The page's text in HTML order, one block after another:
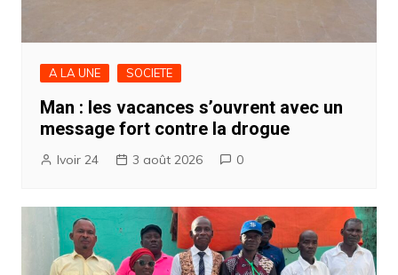
A LA UNE SOCIETE
Man : les vacances s’ouvrent avec un
message fort contre la drogue
Ivoir 24 3 août 2026 0